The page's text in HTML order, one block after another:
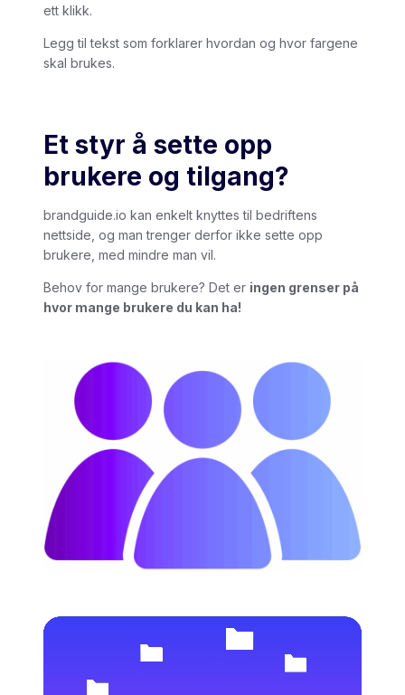
ett klikk.
Legg til tekst som forklarer hvordan og hvor fargene
skal brukes.
Et styr å sette opp
brukere og tilgang?
brandguide.io kan enkelt knyttes til bedriftens
nettside, og man trenger derfor ikke sette opp
brukere, med mindre man vil.
Behov for mange brukere? Det er ingen grenser på
hvor mange brukere du kan ha!